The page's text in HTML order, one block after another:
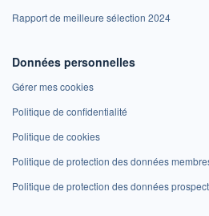
Rapport de meilleure sélection 2024
Données personnelles
Gérer mes cookies
Politique de confidentialité
Politique de cookies
Politique de protection des données
Politique de protection des données